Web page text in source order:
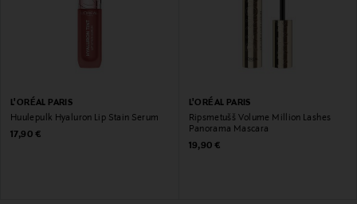
L'ORÉAL PARIS
Huulepulk Hyaluron Lip Stain Serum
Original Price
17,90 €
L'ORÉAL PARIS
Ripsmetušš Volume Million Lashes
Panorama Mascara
Original Price
19,90 €